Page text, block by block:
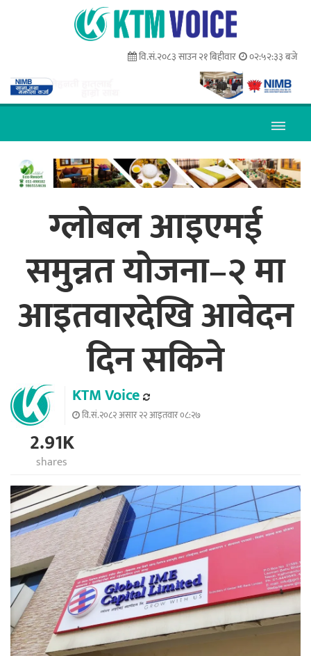
वि.सं.२०८३ साउन २१ बिहीवार ०२:५२:३४ बजे
ग्लोबल आइएमई
समुन्नत योजना–२ मा
आइतवारदेखि आवेदन
दिन सकिने
KTM Voice
वि.सं.२०८२ असार २२ आइतवार ०८:२७
2.91K
shares